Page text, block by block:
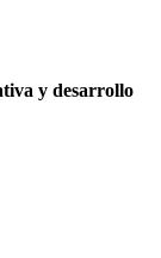
y desarrollo